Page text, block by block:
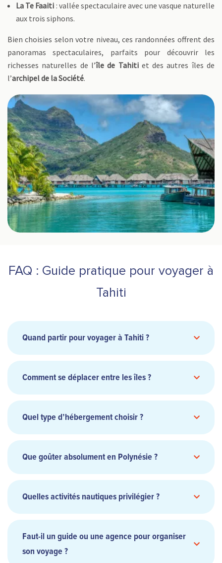
La Te Faaiti : vallée spectaculaire avec une vasque naturelle
aux trois siphons.
Bien choisies selon votre niveau, ces randonnées offrent des
panoramas spectaculaires, parfaits pour découvrir les
richesses naturelles de l’île de Tahitiet des autres îles de
l’archipel de la Société.
FAQ : Guide pratique pour voyager à
Tahiti
Quand partir pour voyager à Tahiti ?
Comment se déplacer entre les îles ?
liaisons inter îles
Quel type d’hébergement choisir ?
resorts spa, pensions de famille
bungalows
Que goûter absolument en Polynésie ?
poisson cru au lait de coco
Quelles activités nautiques privilégier ?
Faut-il un guide ou une agence pour organiser
son voyage ?